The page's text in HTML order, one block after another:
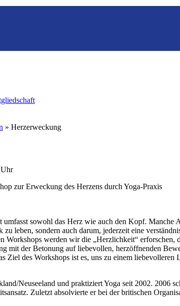
» Herzerweckung
zur Erweckung des Herzens durch Yoga-Praxis
umfasst sowohl das Herz wie auch den Kopf. Manche
leben, sondern auch darum, jederzeit eine
Workshops werden wir die „Herzlichkeit“
mit der Betonung auf liebevollen, herzöffnenden
Ziel des Workshops ist es, uns zu einem liebevolleren
Neuseeland und praktiziert Yoga seit 2002. 2006
Zuletzt absolvierte er bei der britischen